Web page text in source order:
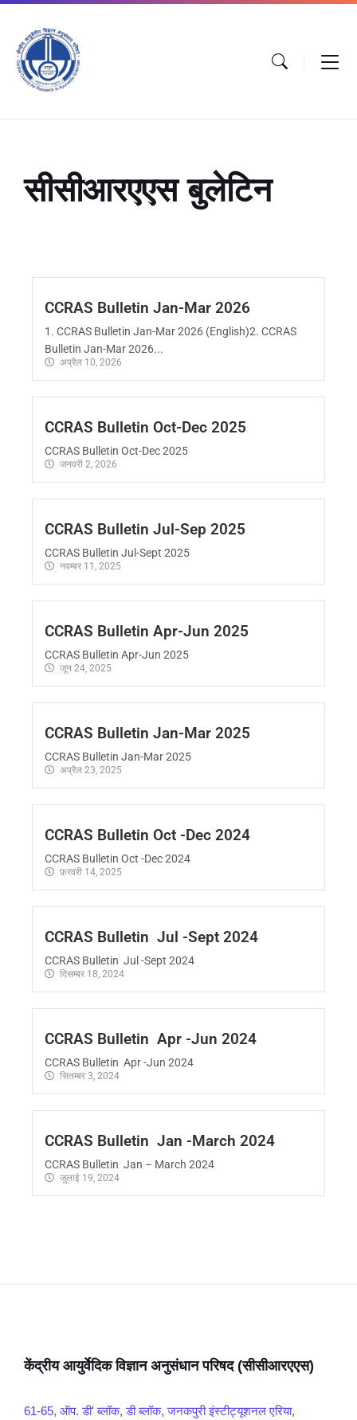
सीसीआरएएस बुलेटिन
CCRAS Bulletin Jan-Mar 2026
1. CCRAS Bulletin Jan-Mar 2026 (English)2. CCRAS
Bulletin Jan-Mar 2026...
अप्रैल 10, 2026
CCRAS Bulletin Oct-Dec 2025
CCRAS Bulletin Oct-Dec 2025
जनवरी 2, 2026
CCRAS Bulletin Jul-Sep 2025
CCRAS Bulletin Jul-Sept 2025
नवम्बर 11, 2025
CCRAS Bulletin Apr-Jun 2025
CCRAS Bulletin Apr-Jun 2025
जून 24, 2025
CCRAS Bulletin Jan-Mar 2025
CCRAS Bulletin Jan-Mar 2025
अप्रैल 23, 2025
CCRAS Bulletin Oct -Dec 2024
CCRAS Bulletin Oct -Dec 2024
फ़रवरी 14, 2025
CCRAS Bulletin Jul -Sept 2024
CCRAS Bulletin Jul -Sept 2024
दिसम्बर 18, 2024
CCRAS Bulletin Apr -Jun 2024
CCRAS Bulletin Apr -Jun 2024
सितम्बर 3, 2024
CCRAS Bulletin Jan -March 2024
CCRAS Bulletin Jan – March 2024
जुलाई 19, 2024
केंद्रीय आयुर्वेदिक विज्ञान अनुसंधान परिषद (सीसीआरएएस)
61-65, ऑप. डी' ब्लॉक, डी ब्लॉक, जनकपुरी इंस्टीट्यूशनल एरिया,